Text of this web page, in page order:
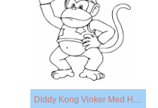
Diddy Kong Vinker Med Hånden